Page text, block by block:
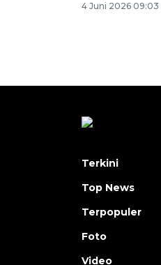
4 Juni 2026 09:03
Terkini
Top News
Terpopuler
Foto
Video